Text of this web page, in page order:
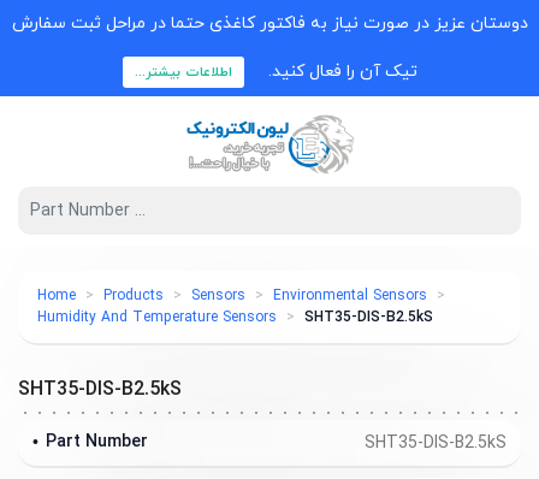
دوستان عزیز در صورت نیاز به فاکتور کاغذی حتما در مراحل ثبت سفارش
تیک آن را فعال کنید. اطلاعات بیشتر...
Home Products Sensors
Environmental Sensors
Humidity And Temperature Sensors
SHT35-DIS-B2.5kS
SHT35-DIS-B2.5kS
SHT35-DIS-B2.5kS
Part Number